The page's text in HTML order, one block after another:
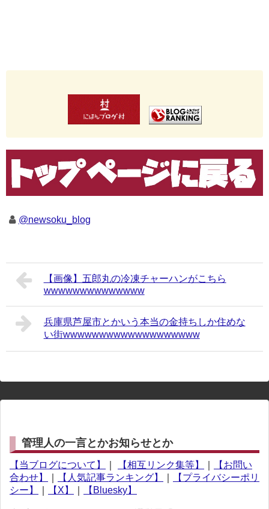
@newsoku_blog
【画像】五郎丸の冷凍チャーハンがこちら
wwwwwwwwwwwwww
兵庫県芦屋市とかいう本当の金持ちしか住めな
い街wwwwwwwwwwwwwwwwwww
管理人の一言とかお知らせとか
【当ブログについて】 【相互リンク集等】
【お問い
合わせ】
【人気記事ランキング】
【プライバシーポリ
シー】
【X】 【Bluesky】